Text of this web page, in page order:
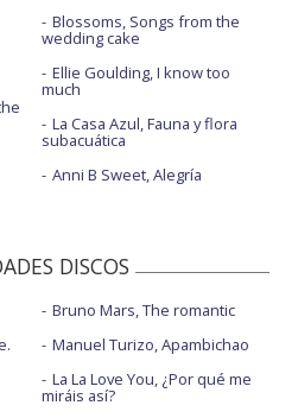
Blossoms, Songs from the
wedding cake
Ellie Goulding, I know too
much
La Casa Azul, Fauna y flora
subacuática
Anni B Sweet, Alegría
DISCOS
Bruno Mars, The romantic
Manuel Turizo, Apambichao
La La Love You, ¿Por qué me
miráis así?